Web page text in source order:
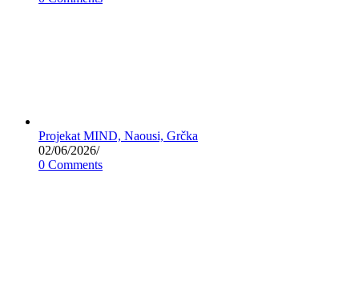
Projekat MIND, Naousi, Grčka
02/06/2026/
0 Comments